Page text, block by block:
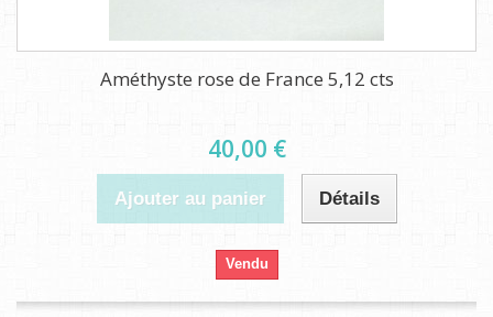
Améthyste rose de France 5,12 cts
40,00 €
Ajouter au panier Détails
Vendu